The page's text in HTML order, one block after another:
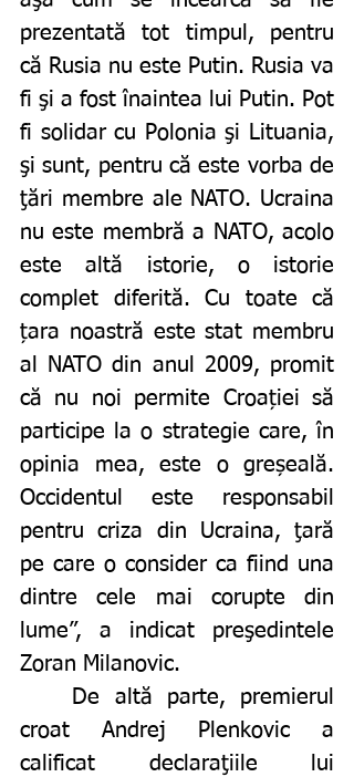
prezentată tot timpul, pentru
că Rusia nu este Putin. Rusia va
fi şi a fost înaintea lui Putin. Pot
fi solidar cu Polonia şi Lituania,
şi sunt, pentru că este vorba de
ţări membre ale NATO. Ucraina
nu este membră a NATO, acolo
este altă istorie, o istorie
complet diferită. Cu toate că
țara noastră este stat membru
al NATO din anul 2009, promit
că nu noi permite Croației să
participe la o strategie care, în
opinia mea, este o greșeală.
Occidentul este responsabil
pentru criza din Ucraina, ţară
pe care o consider ca fiind una
dintre cele mai corupte din
lume”, a indicat preşedintele
Zoran Milanovic.
croat Andrej Plenkovic a
calificat declaraţiile lui